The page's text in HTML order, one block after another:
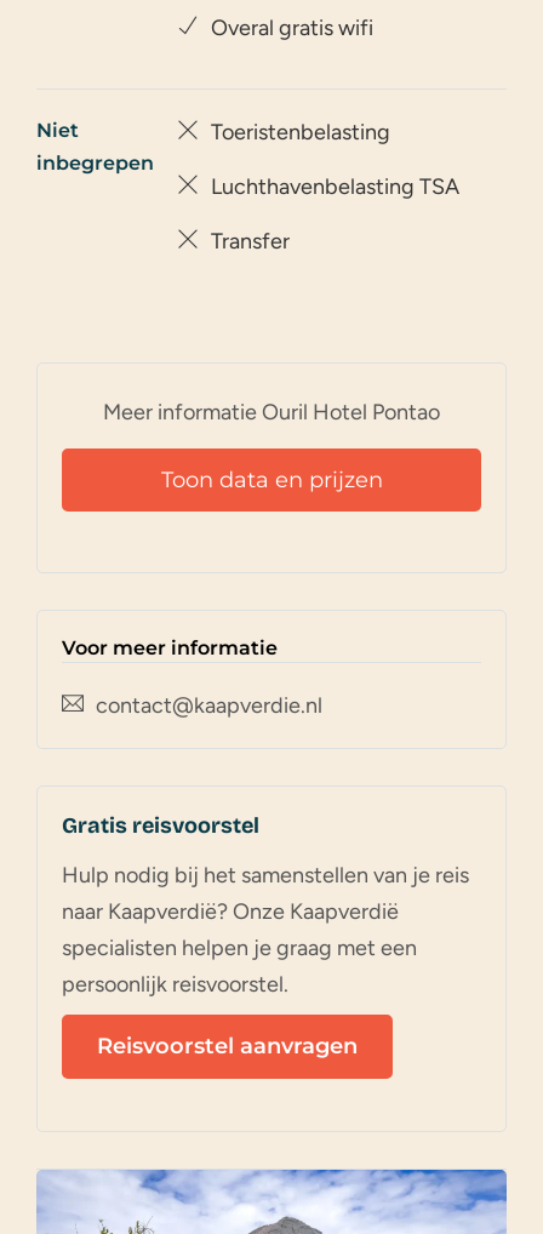
Overal gratis wifi
Niet
inbegrepen
Toeristenbelasting
Luchthavenbelasting TSA
Transfer
Meer informatie Ouril Hotel Pontao
Toon data en prijzen
Voor meer informatie
contact@kaapverdie.nl
Gratis reisvoorstel
Hulp nodig bij het samenstellen van je reis
naar Kaapverdië? Onze Kaapverdië
specialisten helpen je graag met een
persoonlijk reisvoorstel.
Reisvoorstel aanvragen